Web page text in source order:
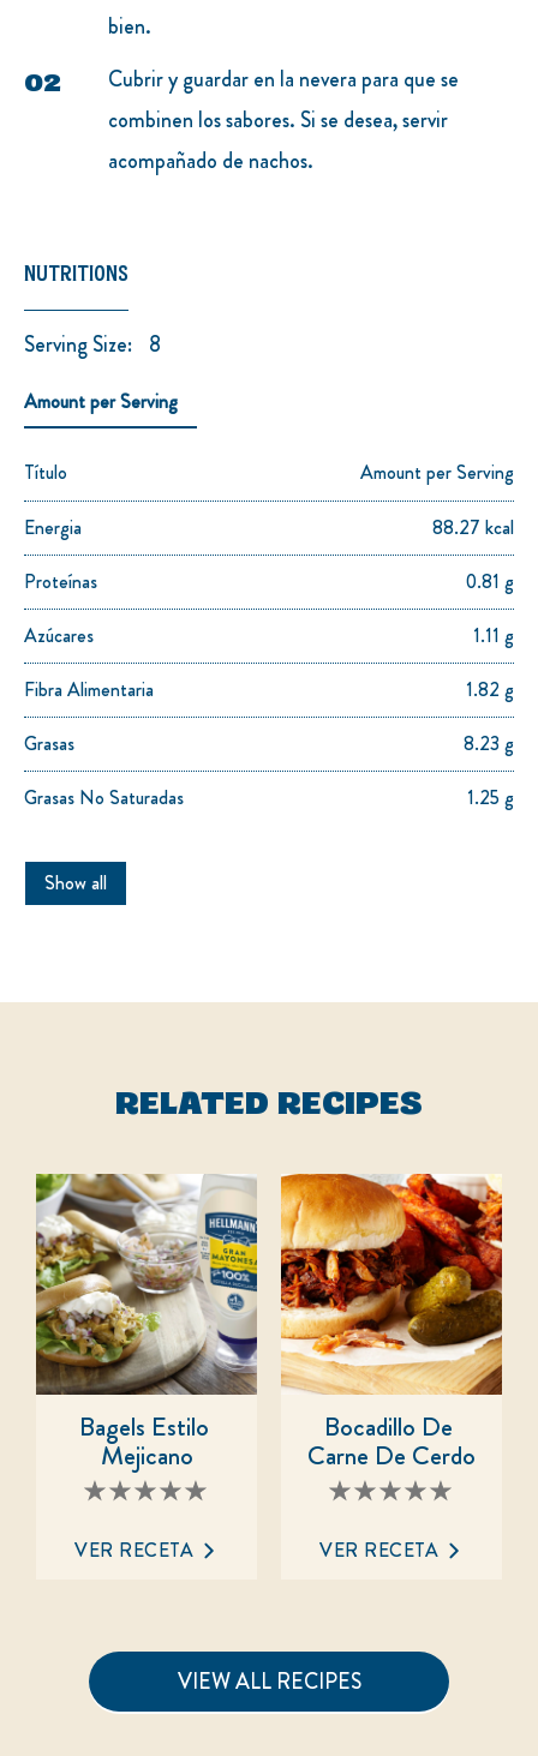
bien.
Cubrir y guardar en la nevera para que se
combinen los sabores. Si se desea, servir
acompañado de nachos.
NUTRITIONS
Serving Size: 8
Amount per Serving
Título
Amount per Serving
Energia
88.27 kcal
Proteínas
0.81 g
Azúcares
1.11 g
Fibra Alimentaria
1.82 g
Grasas
8.23 g
Grasas No Saturadas
1.25 g
Show all
RELATED RECIPES
No
enviado
calificaciones
Bagels Estilo
Mejicano
VER RECETA
No
enviado
calificaciones
Bocadillo De
Carne De Cerdo
VER RECETA
VIEW ALL RECIPES